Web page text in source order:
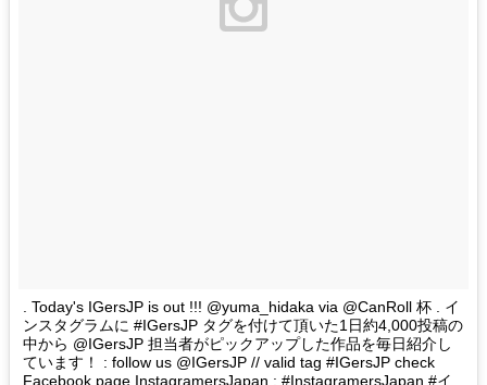
. Today's IGersJP is out !!! @yuma_hidaka via @CanRoll 杯 . イ
ンスタグラムに #IGersJP タグを付けて頂いた1日約4,000投稿の
中から @IGersJP 担当者がピックアップした作品を毎日紹介し
ています！ : follow us @IGersJP // valid tag #IGersJP check
Facebook page InstagramersJapan : #InstagramersJapan #イ